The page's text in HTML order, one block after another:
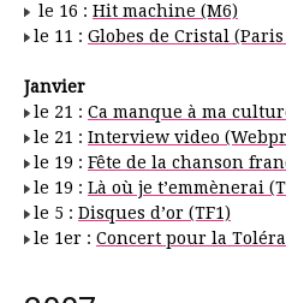
le 16 : Hit machine (M6)
le 11 : Globes de Cristal
Janvier
le 21 : Ca manque à ma
le 21 : Interview video
le 19 : Fête de la chanson
le 19 : Là où je t’emmènerai
le 5 : Disques d’or (TF1)
le 1er : Concert pour la